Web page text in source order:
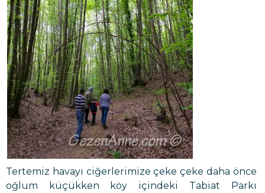
Tertemiz havayı ciğerlerimize çeke çeke daha önce
oğlum küçükken köy içindeki Tabiat Parkı